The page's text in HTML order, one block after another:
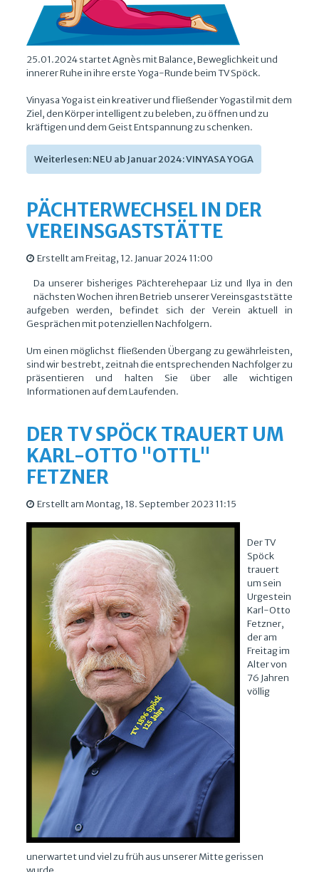
25.01.2024 startet Agnès mit Balance, Beweglichkeit und
innerer Ruhe in ihre erste Yoga-Runde beim TV Spöck.
Vinyasa Yoga ist ein kreativer und fließender Yogastil mit dem
Ziel, den Körper intelligent zu beleben, zu öffnen und zu
kräftigen und dem Geist Entspannung zu schenken.
Weiterlesen: NEU ab Januar 2024: VINYASA YOGA
PÄCHTERWECHSEL IN DER
VEREINSGASTSTÄTTE
Erstellt am Freitag, 12. Januar 2024 11:00
Da unserer bisheriges Pächterehepaar Liz und Ilya in den
nächsten Wochen ihren Betrieb unserer Vereinsgaststätte
aufgeben werden, befindet sich der Verein aktuell in
Gesprächen mit potenziellen Nachfolgern.
Um einen möglichst fließenden Übergang zu gewährleisten,
sind wir bestrebt, zeitnah die entsprechenden Nachfolger zu
präsentieren und halten Sie über alle wichtigen
Informationen auf dem Laufenden.
DER TV SPÖCK TRAUERT UM
KARL-OTTO "OTTL"
FETZNER
Erstellt am Montag, 18. September 2023 11:15
Der TV
Spöck
trauert
um sein
Urgestein
Karl-Otto
Fetzner,
der am
Freitag im
Alter von
76 Jahren
völlig
unerwartet und viel zu früh aus unserer Mitte gerissen